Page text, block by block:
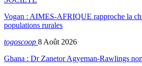
Vogan : AIMES-AFRIQUE rapproche la
populations rurales
togoscoop 8 Août 2026
Ghana : Dr Zanetor Agyeman-Rawlings